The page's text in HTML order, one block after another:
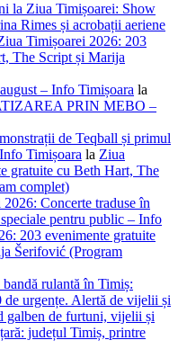
la Ziua Timișoarei: Show
Rimes și acrobații aeriene
Timișoarei 2026: 203
The Script și Marija
– Info Timișoara la
PRIN MEBO –
de Teqball și primul
Timișoara la Ziua
gratuite cu Beth Hart, The
complet)
Concerte traduse în
pentru public – Info
203 evenimente gratuite
Šerifović (Program
rulantă în Timiș:
de urgențe. Alertă de vijelii și
galben de furtuni, vijelii și
județul Timiș, printre